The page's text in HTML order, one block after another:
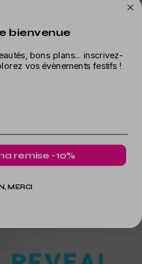
bienvenue
bons plans... inscrivez-
vos évènements festifs !
remise -10%
MERCI